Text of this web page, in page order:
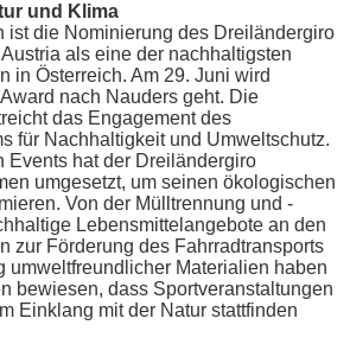
und Klima
ist die Nominierung des Dreiländergiro
als eine der nachhaltigsten
in Österreich. Am 29. Juni wird
nach Nauders geht. Die
das Engagement des
für Nachhaltigkeit und Umweltschutz.
Events hat der Dreiländergiro
umgesetzt, um seinen ökologischen
Von der Mülltrennung und -
Lebensmittelangebote an den
zur Förderung des Fahrradtransports
umweltfreundlicher Materialien haben
bewiesen, dass Sportveranstaltungen
Einklang mit der Natur stattfinden